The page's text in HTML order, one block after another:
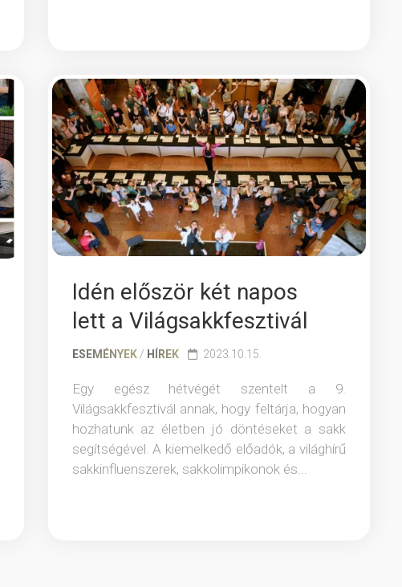
Idén először két napos
lett a Világsakkfesztivál
ESEMÉNYEK/ HÍREK 2023.10.15.
Egy egész hétvégét szentelt a 9.
Világsakkfesztivál annak, hogy feltárja, hogyan
hozhatunk az életben jó döntéseket a sakk
segítségével. A kiemelkedő előadók, a világhírű
sakkinfluenszerek, sakkolimpikonok és...